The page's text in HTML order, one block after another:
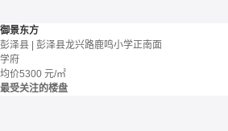
御景东方
彭泽县 | 彭泽县龙兴路鹿鸣小学正南面
学府
均价5300 元/㎡
最受关注的楼盘